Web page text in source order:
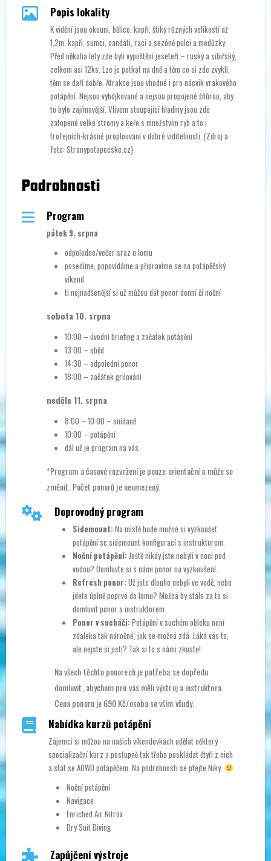
Popis lokality
K vidění jsou okouni, bělice, kapři, štiky různých velikostí až
1,2m, kapři, sumci, candáti, raci a sezóně pulci a medůzky.
Před několia lety zde byli vypuštění jeseteři – ruský a sibiřský,
celkem asi 12ks. Lze je potkat na dně a těm co si zde zvykli,
těm se daří dobře. Atrakce jsou vhodné i pro nácvik vrakového
potápění. Nejsou vybójkované a nejsou propojené šňůrou, aby
to bylo zajímavější. Vlivem stoupající hladiny jsou zde
zatopené velké stromy a keře s množstvím ryb a to i
trofejních-krásné proplouvání v dobré viditelnosti. (Zdroj a
foto: Stranypotapecske.cz)
Podrobnosti
Program
pátek 9. srpna
odpoledne/večer sraz u lomu
posedíme, popovídáme a připravíme se na potápěčský
víkend
ti nejnadšenější si už můžou dát ponor denní či noční
sobota 10. srpna
10:00 – úvodní briefing a začátek potápění
13:00 – oběd
14:30 – odpolední ponor
18:00 – začátek grilování
neděle 11. srpna
8:00 – 10:00 – snídaně
10:00 – potápění
dál už je program na vás
*Program a časové rozvržení je pouze orientační a může se
změnit. Počet ponorů je neomezený.
Doprovodný program
Sidemount: Na místě bude možné si vyzkoušet
potápění se sidemount konfigurací s instruktorem.
Noční potápění: Ještě nikdy jste nebyli v noci pod
vodou? Domluvte si s námi ponor na vyzkoušení.
Refresh ponor: Už jste dlouho nebyli ve vodě, nebo
jdete úplně poprvé do lomu? Možná by stálo za to si
domluvit ponor s instruktorem.
Ponor v sucháči: Potápění v suchém obleku není
zdaleka tak náročné, jak se možná zdá. Láká vás to,
ale nejste si jistí? Tak si to s námi zkuste!
Na všech těchto ponorech je potřeba se dopředu
domluvit, abychom pro vás měli výstroj a instruktora.
Cena ponoru je 690 Kč/osoba se vším všudy.
Nabídka kurzů potápění
Zájemci si můžou na našich víkendovkách udělat některý
specializační kurz a postupně tak třeba poskládat čtyři z nich
a stát se AOWD potápěčem. Na podrobnosti se ptejte Niky.
Noční potápění
Navigace
Enriched Air Nitrox
Dry Suit Diving
Zapůjčení výstroje